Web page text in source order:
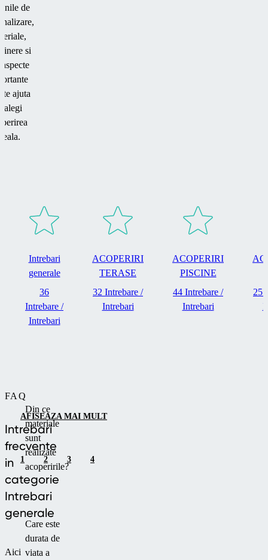
de
si
te ajuta
alegi
Intrebari
generale
36
Intrebare /
Intrebari
ACOPERIRI
TERASE
32 Intrebare /
Intrebari
ACOPERIRI
PISCINE
44 Intrebare /
Intrebari
25
FAQ
Intrebari
frecvente
in
categorie
Intrebari
generale
Aici
Din ce
materiale
sunt
realizate
acoperirile?
Care este
durata de
viata a
AFISEAZA MAI MULT
1 2 3 4